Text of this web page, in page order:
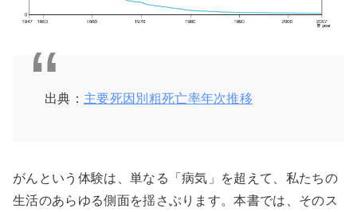
出典： 主要死因別粗死亡率年次推移
がんという体験は、単なる「病気」を超えて、私たちの
生活のあらゆる側面を揺さぶります。本書では、そのス